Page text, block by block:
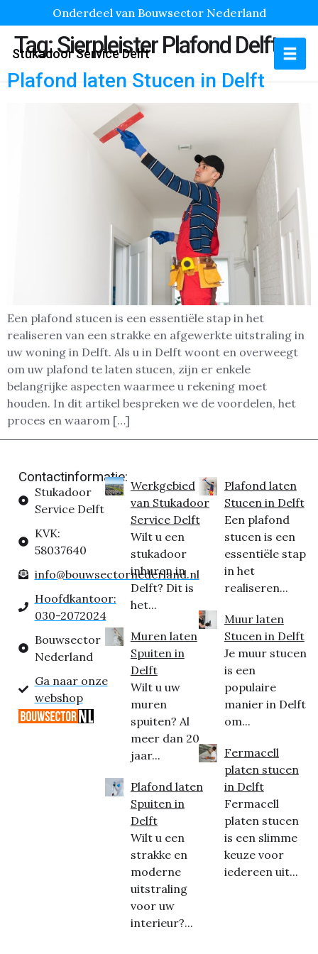
Onderdeel van Bouwsector Nederland
Stukadoor Service Delft
Tag:Sierpleister Plafond Delft
Plafond laten Stucen in Delft
Een plafond stucen is een essentiële stap in het
realiseren van een strakke en afgewerkte uitstraling in
uw woning in Delft. Als u in Delft woont en overweegt
om uw plafond te laten stucen, zijn er enkele
belangrijke aspecten waarmee u rekening moet
houden. In dit artikel bespreken we de voordelen, het
proces en waarom […]
Contactinformatie:
Stukadoor
Service Delft
KVK:
58037640
info@bouwsectornederland.nl
Hoofdkantoor:
030-2072024
Bouwsector
Nederland
Ga naar onze
webshop
Werkgebied
van Stukadoor
Service Delft
Wilt u een
stukadoor
inhuren in
Delft? Dit is
het...
Muren laten
Spuiten in
Delft
Wilt u uw
muren
spuiten? Al
meer dan 20
jaar...
Plafond laten
Spuiten in
Delft
Wilt u een
strakke en
moderne
uitstraling
voor uw
interieur?...
Plafond laten
Stucen in Delft
Een plafond
stucen is een
essentiële stap
in het
realiseren...
Muur laten
Stucen in Delft
Je muur stucen
is een
populaire
manier in Delft
om...
Fermacell
platen stucen
in Delft
Fermacell
platen stucen
is een slimme
keuze voor
iedereen uit...